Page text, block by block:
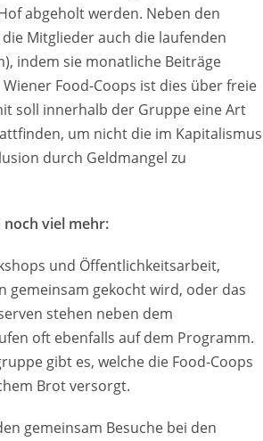
abgeholt werden. Neben den
Mitglieder auch die laufenden
indem sie monatliche Beiträge
Food-Coops ist dies über freie
soll innerhalb der Gruppe eine Art
um nicht die im Kapitalismus
durch Geldmangel zu
noch viel mehr:
und Öffentlichkeitsarbeit,
gemeinsam gekocht wird, oder das
stehen neben dem
oft ebenfalls auf dem Programm.
gibt es, welche die Food-Coops
Brot versorgt.
gemeinsam Besuche bei den